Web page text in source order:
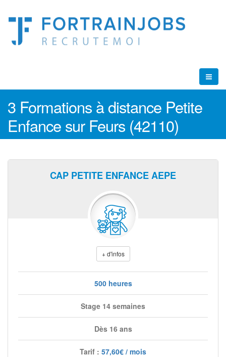
3 Formations à distance Petite
Enfance sur Feurs (42110)
CAP PETITE ENFANCE AEPE
+ d'infos
500 heures
Stage 14 semaines
Dès 16 ans
Tarif : 57,60€ / mois